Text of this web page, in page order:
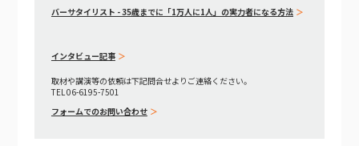
バーサタイリスト - 35歳までに「1万人に1人」の実力者になる方法
インタビュー記事
取材や講演等の依頼は下記問合せよりご連絡ください。
TEL 06-6195-7501
フォームでのお問い合わせ